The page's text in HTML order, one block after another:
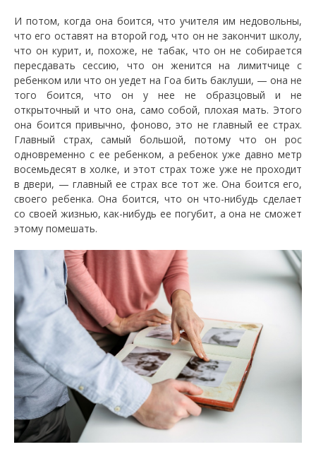
И потом, когда она боится, что учителя им недовольны,
что его оставят на второй год, что он не закончит школу,
что он курит, и, похоже, не табак, что он не собирается
пересдавать сессию, что он женится на лимитчице с
ребенком или что он уедет на Гоа бить баклуши, — она не
того боится, что он у нее не образцовый и не
открыточный и что она, само собой, плохая мать. Этого
она боится привычно, фоново, это не главный ее страх.
Главный страх, самый большой, потому что он рос
одновременно с ее ребенком, а ребенок уже давно метр
восемьдесят в холке, и этот страх тоже уже не проходит
в двери, — главный ее страх все тот же. Она боится его,
своего ребенка. Она боится, что он что-нибудь сделает
со своей жизнью, как-нибудь ее погубит, а она не сможет
этому помешать.